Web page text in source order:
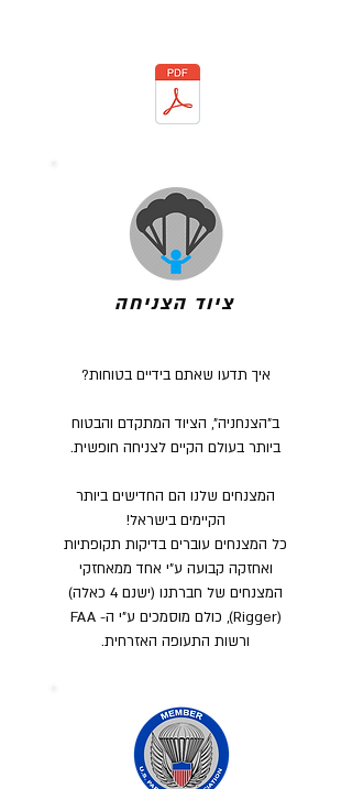
ציוד הצניחה
איך תדעו שאתם בידיים בטוחות?
ב"הצנחניה", הציוד המתקדם והבטוח
ביותר בעולם הקיים לצניחה חופשית.
המצנחים שלנו הם החדישים ביותר
הקיימים בישראל!
כל המצנחים עוברים בדיקות תקופתיות
ואחזקה קבועה ע"י אחד ממאחזקי
המצנחים של חברתנו (ישנם 4 כאלה)
(Rigger), כולם מוסמכים ע"י ה- FAA
ורשות התעופה האזרחית.